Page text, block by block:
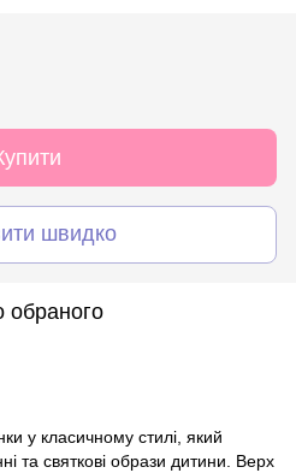
швидко
обраного
у класичному стилі, який
та святкові образи дитини. Верх